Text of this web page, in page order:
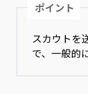
ポイント
スカウトを
で、一般的